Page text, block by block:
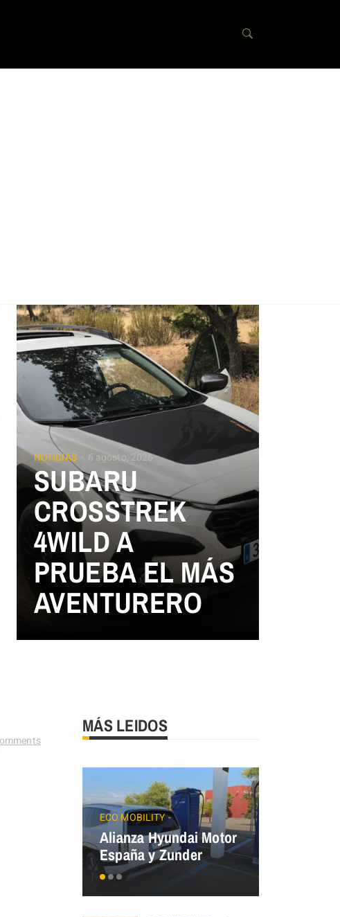
NOTICIAS 6 agosto, 2026
SUBARU
CROSSTREK
4WILD A
PRUEBA EL MÁS
AVENTURERO
MÁS LEIDOS
ECO MOBILITY
Alianza Hyundai Motor
España y Zunder